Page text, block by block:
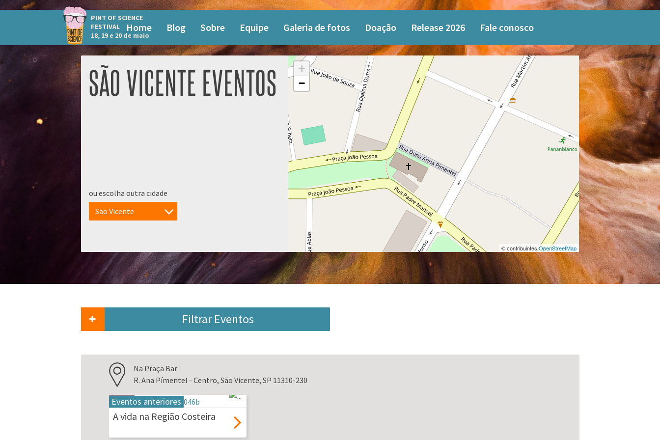
PINT OF SCIENCE
FESTIVAL
18, 19 e 20 de maio
Home Blog Sobre Equipe Galeria de fotos Doação Release 2026 Fale conosco
SÃO VICENTE EVENTOS
ou escolha outra cidade
São Vicente
+
−
© contribuintesOpenStreetMap
Filtrar Eventos
Na Praça Bar
R. Ana Pímentel - Centro, São Vicente, SP 11310-230
19
mai.
Eventos anteriores
A vida na Região Costeira